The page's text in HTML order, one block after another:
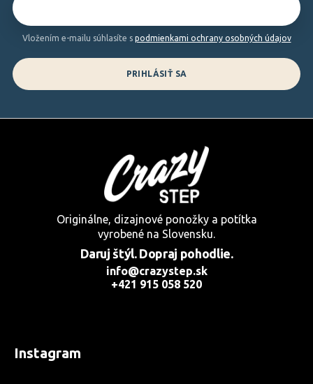
Vložením e-mailu súhlasíte s podmienkami ochrany osobných údajov
PRIHLÁSIŤ SA
Originálne, dizajnové ponožky a potítka
vyrobené na Slovensku.
Daruj štýl. Dopraj pohodlie.
info@crazystep.sk
+421 915 058 520
Instagram